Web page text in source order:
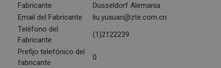
Fabricante
Dusseldorf Alemania
Email del Fabricante
liu.yuxuan@zte.com.cn
Teléfono del
Fabricante
(1)2122239
Prefijo telefónico del
fabricante
0